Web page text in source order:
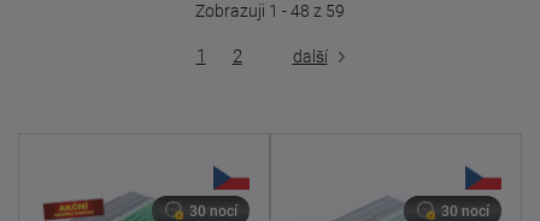
Zobrazuji 1 - 48 z 59
2
1 další
30 nocí 30 nocí